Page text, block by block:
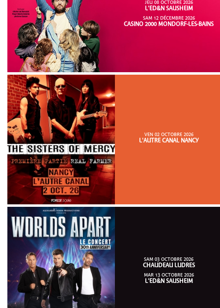
JEU 08 OCTOBRE 2026
L'ED&N SAUSHEIM
SAM 12 DÉCEMBRE 2026
CASINO 2000 MONDORF-LES-BAINS
VEN 02 OCTOBRE 2026
L'AUTRE CANAL NANCY
SAM 03 OCTOBRE 2026
CHAUDEAU LUDRES
MAR 13 OCTOBRE 2026
L'ED&N SAUSHEIM